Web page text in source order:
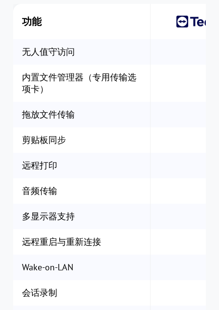
功能
无人值守访问
内置文件管理器（专用传输选
项卡）
拖放文件传输
剪贴板同步
远程打印
音频传输
多显示器支持
远程重启与重新连接
Wake-on-LAN
会话录制